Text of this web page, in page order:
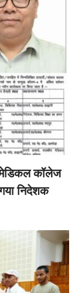
मेडिकल कॉलेज
निदेशक